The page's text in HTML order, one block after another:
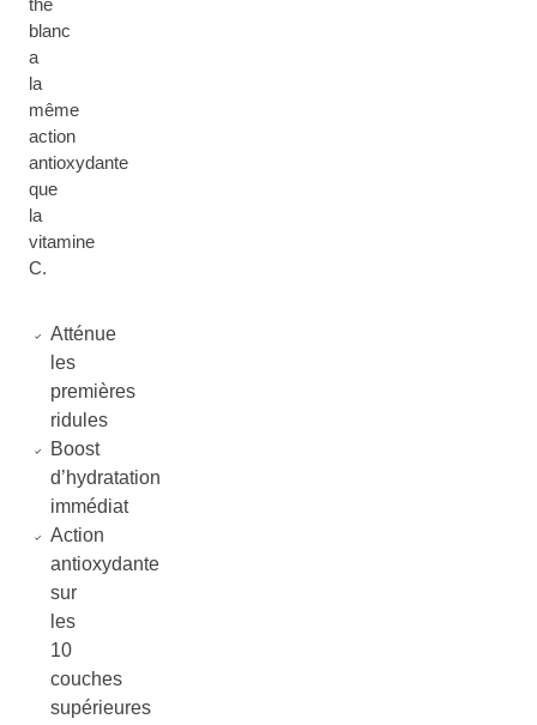
thé
blanc
a
la
même
action
antioxydante
que
la
vitamine
C.
Atténue
les
premières
ridules
Boost
d’hydratation
immédiat
Action
antioxydante
sur
les
10
couches
supérieures